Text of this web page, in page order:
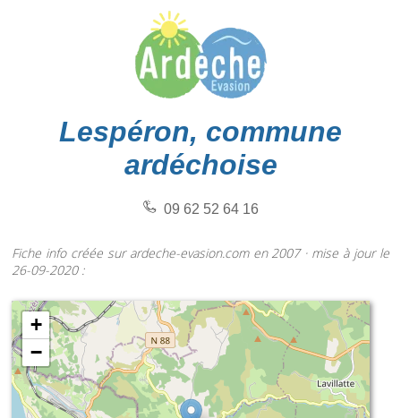
Lespéron, commune
ardéchoise
09 62 52 64 16
Fiche info créée sur ardeche-evasion.com en 2007 · mise à jour le
26-09-2020 :
+
−